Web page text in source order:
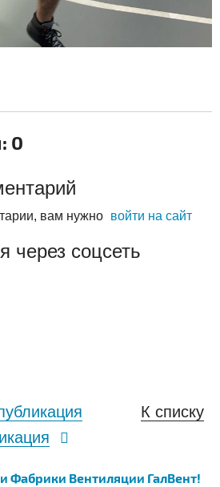
0
вам нужно войти на сайт
через соцсеть
К списку
Фабрики Вентиляции ГалВент!